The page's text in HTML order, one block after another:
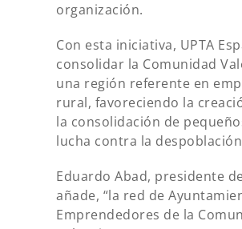
organización.
Con esta iniciativa, UPTA
consolidar la Comunidad
una región referente en
rural, favoreciendo la
la consolidación de
lucha contra la
Eduardo Abad, presidente
añade, “la red de
Emprendedores de la